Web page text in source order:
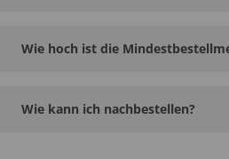
Wie hoch ist die
Wie kann ich nachbestellen?